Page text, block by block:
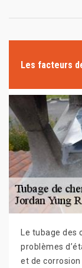
Les facteurs
Le tubage
problèmes
et de